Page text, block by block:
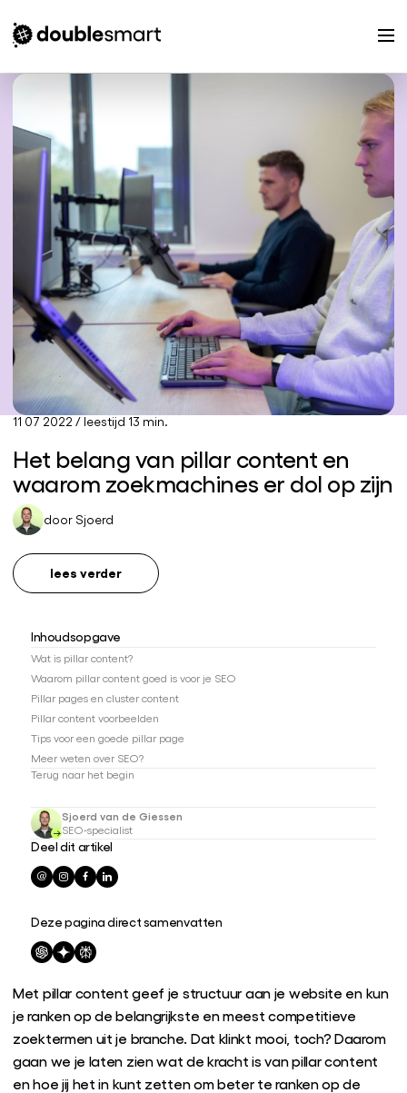
11 07 2022 / leestijd 13 min.
Het belang van pillar content en
waarom zoekmachines er dol op zijn
door Sjoerd
lees verder
Inhoudsopgave
Wat is pillar content?
Waarom pillar content goed is voor je SEO
Pillar pages en cluster content
Pillar content voorbeelden
Tips voor een goede pillar page
Meer weten over SEO?
Terug naar het begin
Sjoerd van de Giessen
SEO-specialist
Deel dit artikel
Deze pagina direct samenvatten
Met pillar content geef je structuur aan je website en kun
je ranken op de belangrijkste en meest competitieve
zoektermen uit je branche. Dat klinkt mooi, toch? Daarom
gaan we je laten zien wat de kracht is van pillar content
en hoe jij het in kunt zetten om beter te ranken op de